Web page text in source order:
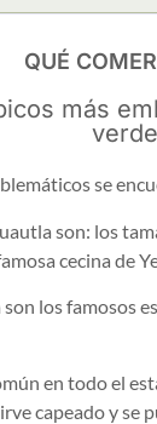
QUÉ
más
se
son: los
cecina de
los famosos
en todo el
capeado y se